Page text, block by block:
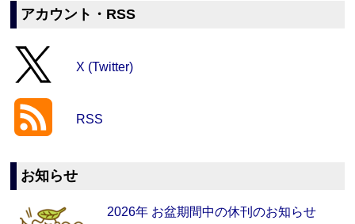
アカウント・RSS
X (Twitter)
RSS
お知らせ
2026年 お盆期間中の休刊のお知らせ